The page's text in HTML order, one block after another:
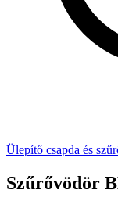
Ülepítő csapda és
Szűrővödör